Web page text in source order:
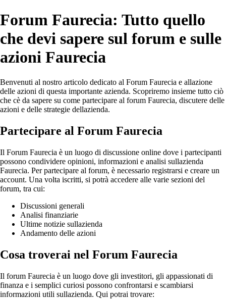
Forum Faurecia: Tutto quello
che devi sapere sul forum e sulle
azioni Faurecia
Benvenuti al nostro articolo dedicato al Forum Faurecia e allazione
delle azioni di questa importante azienda. Scopriremo insieme tutto ciò
che cè da sapere su come partecipare al forum Faurecia, discutere delle
azioni e delle strategie dellazienda.
Partecipare al Forum Faurecia
Il Forum Faurecia è un luogo di discussione online dove i partecipanti
possono condividere opinioni, informazioni e analisi sullazienda
Faurecia. Per partecipare al forum, è necessario registrarsi e creare un
account. Una volta iscritti, si potrà accedere alle varie sezioni del
forum, tra cui:
Discussioni generali
Analisi finanziarie
Ultime notizie sullazienda
Andamento delle azioni
Cosa troverai nel Forum Faurecia
Il forum Faurecia è un luogo dove gli investitori, gli appassionati di
finanza e i semplici curiosi possono confrontarsi e scambiarsi
informazioni utili sullazienda. Qui potrai trovare: